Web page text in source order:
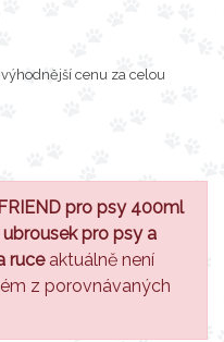
cenu za celou
pro psy 400ml
pro psy a
ruceaktuálně není
z porovnávaných